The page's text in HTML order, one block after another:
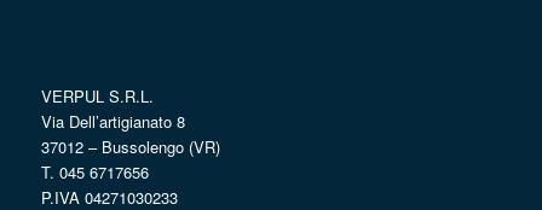
VERPUL S.R.L.
Via Dell’artigianato 8
37012 – Bussolengo (VR)
T. 045 6717656
P.IVA 04271030233